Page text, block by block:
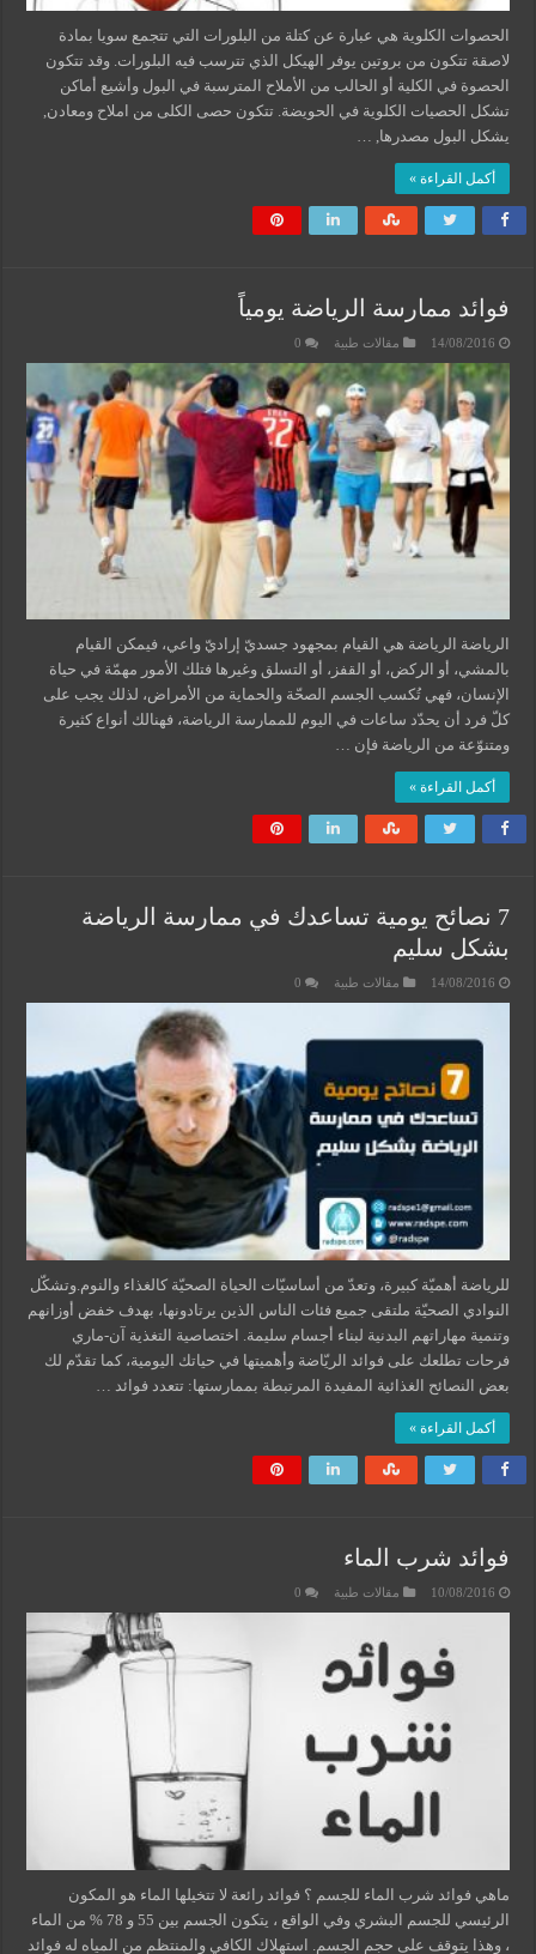
الحصوات الكلوية هي عبارة عن كتلة من البلورات التي تتجمع سويا بمادة
لاصقة تتكون من بروتين يوفر الهيكل الذي تترسب فيه البلورات. وقد تتكون
الحصوة في الكلية أو الحالب من الأملاح المترسبة في البول وأشيع أماكن
تشكل الحصيات الكلوية في الحويضة. تتكون حصى الكلى من املاح ومعادن,
يشكل البول مصدرها, …
أكمل القراءة »
فوائد ممارسة الرياضة يومياً
14/08/2016 مقالات طبية 0
الرياضة الرياضة هي القيام بمجهود جسديّ إراديّ واعي، فيمكن القيام
بالمشي، أو الركض، أو القفز، أو التسلق وغيرها فتلك الأمور مهمّة في حياة
الإنسان، فهي تُكسب الجسم الصحّة والحماية من الأمراض، لذلك يجب على
كلّ فرد أن يحدّد ساعات في اليوم للممارسة الرياضة، فهنالك أنواع كثيرة
ومتنوّعة من الرياضة فإن …
أكمل القراءة »
7 نصائح يومية تساعدك في ممارسة الرياضة
بشكل سليم
14/08/2016 مقالات طبية 0
للرياضة أهميّة كبيرة، وتعدّ من أساسيّات الحياة الصحيّة كالغذاء والنوم.وتشكّل
النوادي الصحيّة ملتقى جميع فئات الناس الذين يرتادونها، بهدف خفض أوزانهم
وتنمية مهاراتهم البدنية لبناء أجسام سليمة. اختصاصية التغذية آن-ماري
فرحات تطلعك على فوائد الريّاضة وأهميتها في حياتك اليومية، كما تقدّم لك
بعض النصائح الغذائية المفيدة المرتبطة بممارستها: تتعدد فوائد …
أكمل القراءة »
فوائد شرب الماء
10/08/2016 مقالات طبية 0
ماهي فوائد شرب الماء للجسم ؟ فوائد رائعة لا تتخيلها الماء هو المكون
الرئيسي للجسم البشري وفي الواقع ، يتكون الجسم بين 55 و 78 % من الماء
، وهذا يتوقف على حجم الجسم. استهلاك الكافي والمنتظم من المياه له فوائد